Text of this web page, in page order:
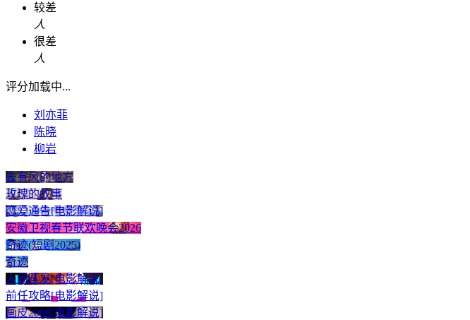
较差
人
很差
人
评分加载中...
刘亦菲
陈晓
柳岩
去有风的地方
玫瑰的故事
恋爱通告[电影解说]
安徽卫视春节联欢晚会2026
奇迹(短剧2025)
奇迹
人间蒸发[电影解说]
前任攻略[电影解说]
画皮2008[电影解说]